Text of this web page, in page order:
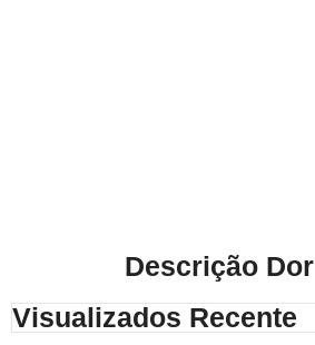
Descrição
Visualizados Recente